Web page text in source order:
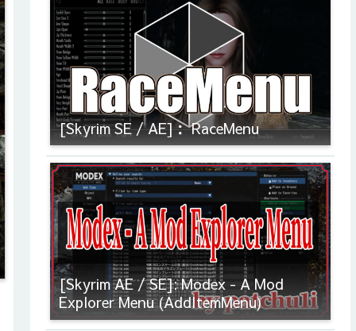
[Skyrim SE / AE]： RaceMenu
[Skyrim AE / SE]: Modex - A Mod
Explorer Menu (AddItemMenu)